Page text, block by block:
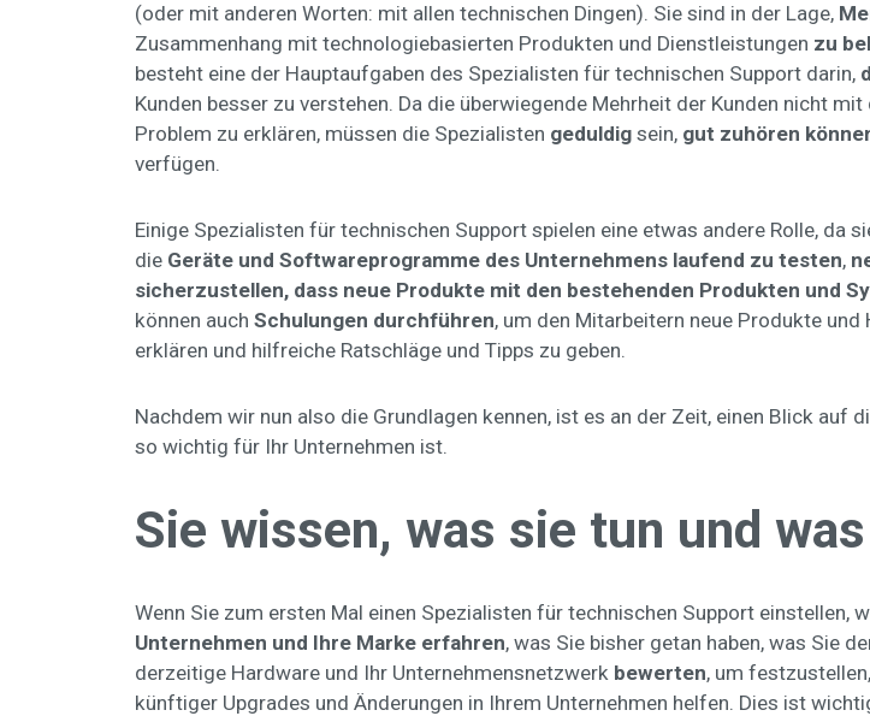
(oder mit anderen Worten: mit allen technischen Dingen). Sie sind in der Lage,
Zusammenhang mit technologiebasierten Produkten und Dienstleistungen zu
besteht eine der Hauptaufgaben des Spezialisten für technischen Support darin,
Kunden besser zu verstehen. Da die überwiegende Mehrheit der Kunden nicht
Problem zu erklären, müssen die Spezialisten geduldig sein, gut zuhören
verfügen.
Einige Spezialisten für technischen Support spielen eine etwas andere Rolle, da
die Geräte und Softwareprogramme des Unternehmens laufend zu testen,
sicherzustellen, dass neue Produkte mit den bestehenden Produkten und
können auch Schulungen durchführen, um den Mitarbeitern neue Produkte
erklären und hilfreiche Ratschläge und Tipps zu geben.
Nachdem wir nun also die Grundlagen kennen, ist es an der Zeit, einen Blick
so wichtig für Ihr Unternehmen ist.
Sie wissen, was sie tun und
Wenn Sie zum ersten Mal einen Spezialisten für technischen Support einstellen,
Unternehmen und Ihre Marke erfahren, was Sie bisher getan haben, was Sie
derzeitige Hardware und Ihr Unternehmensnetzwerk bewerten, um
künftiger Upgrades und Änderungen in Ihrem Unternehmen helfen. Dies ist